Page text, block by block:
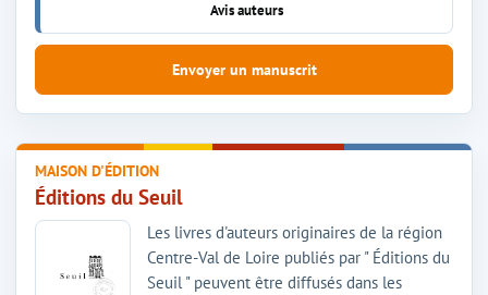
Avis auteurs
Envoyer un manuscrit
MAISON D'ÉDITION
Éditions du Seuil
Les livres d'auteurs originaires de la région
Centre-Val de Loire publiés par " Éditions du
Seuil " peuvent être diffusés dans les